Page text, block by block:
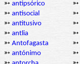
➳ antipsórico ➳
➳ antisocial ➳
➳ antitusivo ➳
➳ antlia ➳
➳ Antofagasta ➳
➳ antónimo ➳